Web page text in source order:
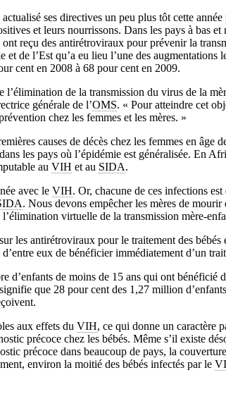
actualisé ses directives un peu plus tôt cette
et leurs nourrissons. Dans les pays à bas
ont reçu des antirétroviraux pour prévenir la
de l’Est qu’a eu lieu l’une des augmentations
cent en 2008 à 68 pour cent en 2009.
l’élimination de la transmission du virus de la
générale de l’OMS. « Pour atteindre cet
chez les femmes et les mères. »
causes de décès chez les femmes en âge
les pays où l’épidémie est généralisée. En
au VIH et au SIDA.
avec le VIH. Or, chacune de ces infections
. Nous devons empêcher les mères de mourir
l’élimination virtuelle de la transmission mère-
les antirétroviraux pour le traitement des bébés
eux de bénéficier immédiatement d’un
d’enfants de moins de 15 ans qui ont bénéficié
que 28 pour cent des 1,27 million
aux effets du VIH, ce qui donne un caractère
précoce chez les bébés. Même s’il existe
précoce dans beaucoup de pays, la
environ la moitié des bébés infectés par le